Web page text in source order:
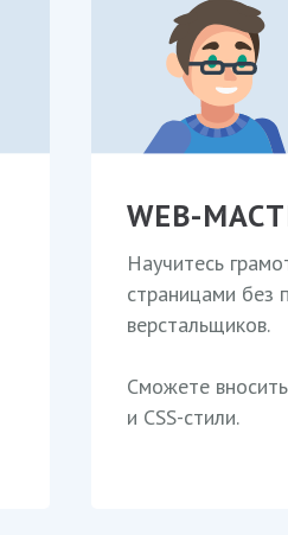
WEB-
Научитесь
страницами без
верстальщиков.
Сможете
и CSS-стили.